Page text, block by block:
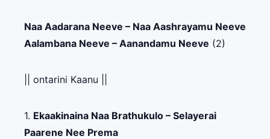
Naa Aadarana Neeve – Naa Aashrayamu Neeve
Aalambana Neeve – Aanandamu Neeve (2)
|| ontarini Kaanu ||
1. Ekaakinaina Naa Brathukulo – Selayerai
Paarene Nee Prema